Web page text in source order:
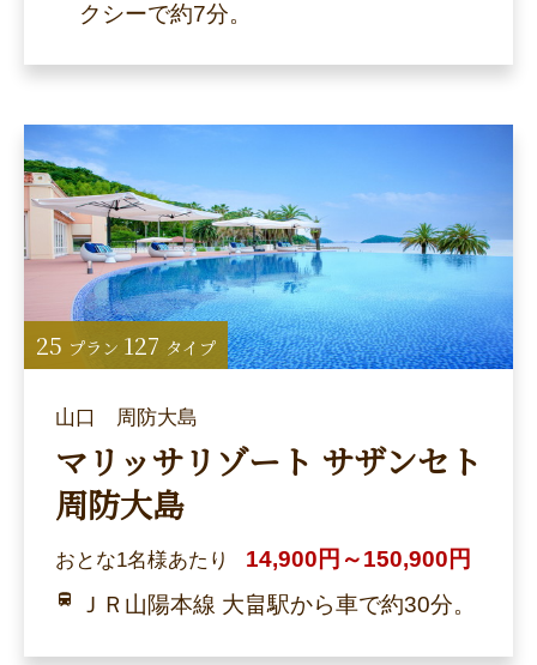
クシーで約7分。
山口 周防大島
マリッサリゾート サザンセト
周防大島
おとな1名様あたり
14,900円～150,900円
ＪＲ山陽本線 大畠駅から車で約30分。
25 プラン 127 タイプ